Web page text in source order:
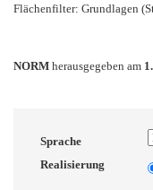
Flächenfilter: Grundlagen
NORM herausgegeben am
Sprache
Realisierung